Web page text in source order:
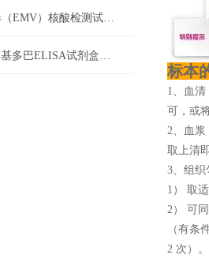
亨德拉病毒（EMV）核酸检测试剂盒反应五要素
小鼠3-O-甲基多巴ELISA试剂盒标本的采集与保存
标本
1、血
可，或
2、血浆
取上清
3、组织
1） 取
2） 可
（有条
2 次）。